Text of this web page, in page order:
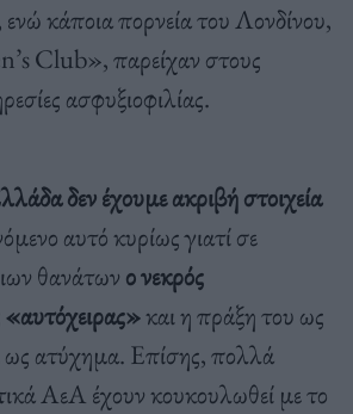
κάποια πορνεία του Λονδίνου,
Club», παρείχαν στους
ασφυξιοφιλίας.
δεν έχουμε ακριβή στοιχεία
αυτό κυρίως γιατί σε
θανάτων ο νεκρός
και η πράξη του ως
ως ατύχημα. Επίσης, πολλά
ΑεΑ έχουν κουκουλωθεί με το